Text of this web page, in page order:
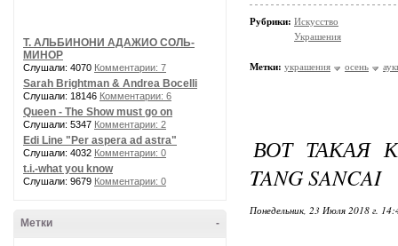
Т. АЛЬБИНОНИ АДАЖИО СОЛЬ-
МИНОР
Слушали: 4070 Комментарии: 7
Sarah Brightman & Andrea Bocelli
Слушали: 18146 Комментарии: 6
Queen - The Show must go on
Слушали: 5347 Комментарии: 2
Edi Line "Per aspera ad astra"
Слушали: 4032 Комментарии: 0
t.i.-what you know
Слушали: 9679 Комментарии: 0
-
Метки
Рубрики: Искусство
Украшения
Метки: украшения осень
ВОТ ТАКАЯ
TANG SANCAI
Понедельник, 23 Июля 2018 г.